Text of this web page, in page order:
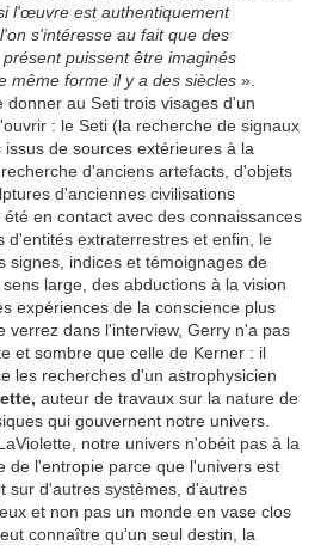
l'œuvre est authentiquement
s'intéresse au fait que des
puissent être imaginés
même forme il y a des siècles ».
au Seti trois visages d'un
: le Seti (la recherche de signaux
de sources extérieures à la
d'anciens artefacts, d'objets
d'anciennes civilisations
en contact avec des connaissances
d'entités extraterrestres et enfin, le
signes, indices et témoignages de
large, des abductions à la vision
expériences de la conscience plus
verrez dans l'interview, Gerry n'a pas
et sombre que celle de Kerner : il
les recherches d'un astrophysicien
auteur de travaux sur la nature de
qui gouvernent notre univers.
notre univers n'obéit pas à la
de l'entropie parce que l'univers est
sur d'autres systèmes, d'autres
et non pas un monde en vase clos
connaître qu'un seul destin, la